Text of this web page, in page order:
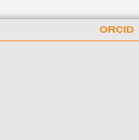
ORCID